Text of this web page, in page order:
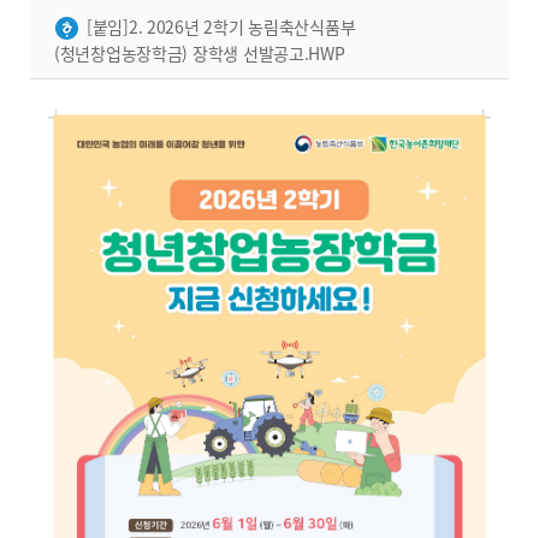
[붙임]2. 2026년 2학기 농림축산식품부
(청년창업농장학금) 장학생 선발공고.HWP